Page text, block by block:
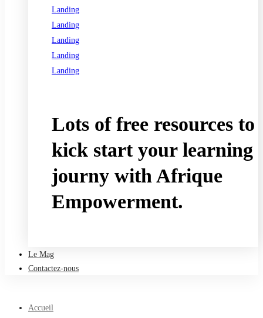
Landing
Landing
Landing
Landing
Landing
Lots of free resources to
kick start your learning
journy with Afrique
Empowerment.
Le Mag
Contactez-nous
Accueil